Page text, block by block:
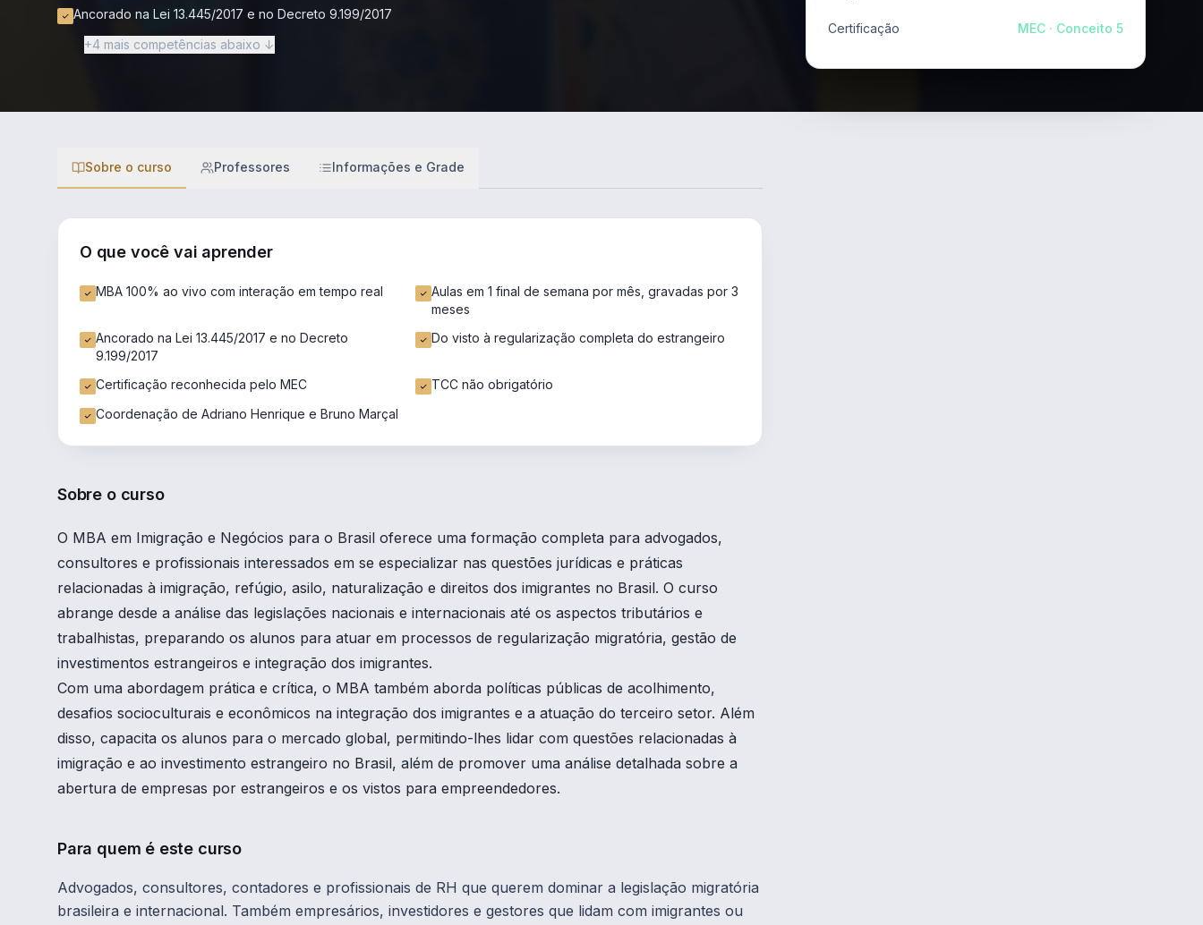
Ancorado na Lei 13.445/2017 e no Decreto 9.199/2017
+4 mais competências abaixo ↓
Sobre o curso Professores Informações e Grade
O que você vai aprender
MBA 100% ao vivo com interação em tempo real
Aulas em 1 final de semana por mês, gravadas por 3
meses
Ancorado na Lei 13.445/2017 e no Decreto
9.199/2017
Do visto à regularização completa do estrangeiro
Certificação reconhecida pelo MEC
TCC não obrigatório
Coordenação de Adriano Henrique e Bruno Marçal
Sobre o curso
O MBA em Imigração e Negócios para o Brasil oferece uma formação completa para advogados,
consultores e profissionais interessados em se especializar nas questões jurídicas e práticas
relacionadas à imigração, refúgio, asilo, naturalização e direitos dos imigrantes no Brasil. O curso
abrange desde a análise das legislações nacionais e internacionais até os aspectos tributários e
trabalhistas, preparando os alunos para atuar em processos de regularização migratória, gestão de
investimentos estrangeiros e integração dos imigrantes.
Com uma abordagem prática e crítica, o MBA também aborda políticas públicas de acolhimento,
desafios socioculturais e econômicos na integração dos imigrantes e a atuação do terceiro setor. Além
disso, capacita os alunos para o mercado global, permitindo-lhes lidar com questões relacionadas à
imigração e ao investimento estrangeiro no Brasil, além de promover uma análise detalhada sobre a
abertura de empresas por estrangeiros e os vistos para empreendedores.
Para quem é este curso
Advogados, consultores, contadores e profissionais de RH que querem dominar a legislação migratória
brasileira e internacional. Também empresários, investidores e gestores que lidam com imigrantes ou
Certificação MEC · Conceito 5